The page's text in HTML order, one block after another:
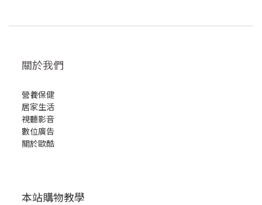
關於我們
營養保健
居家生活
視聽影音
數位廣告
關於歐酷
本站購物教學